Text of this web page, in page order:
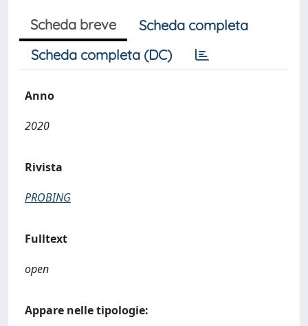
Scheda breve
Scheda completa
Scheda completa (DC)
Anno
2020
Rivista
PROBING
Fulltext
open
Appare nelle tipologie: